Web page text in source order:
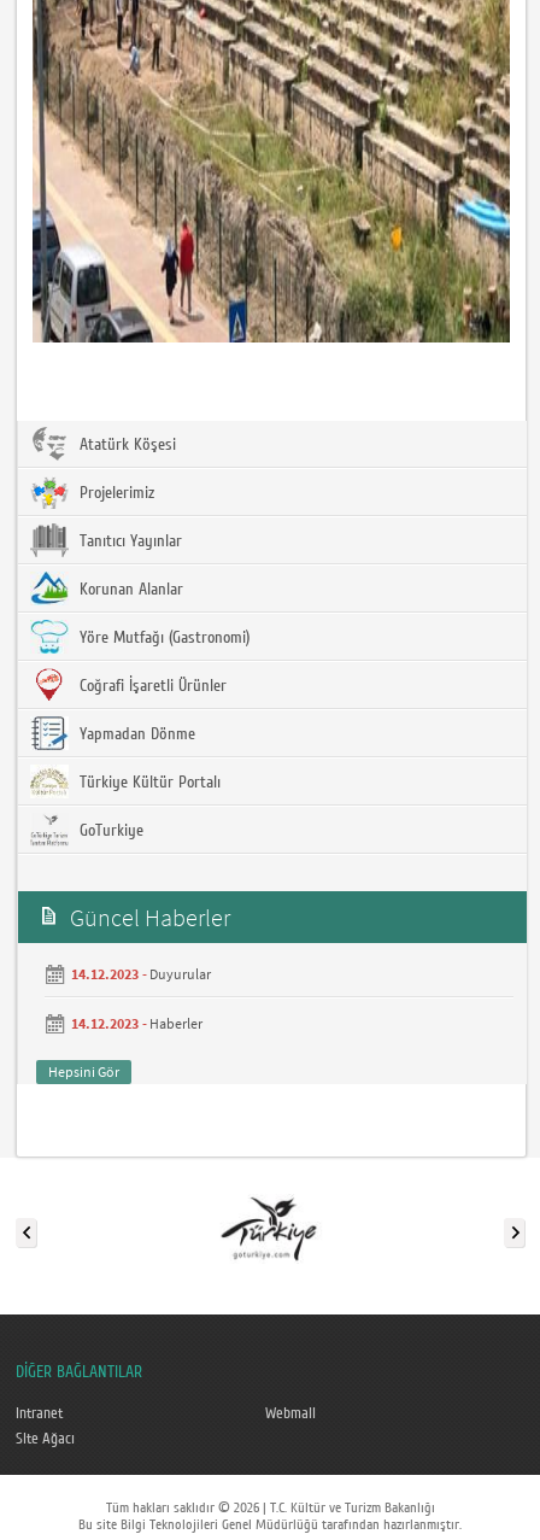
Atatürk Köşesi
Projelerimiz
Tanıtıcı Yayınlar
Korunan Alanlar
Yöre Mutfağı (Gastronomi)
Coğrafi İşaretli Ürünler
Yapmadan Dönme
Türkiye Kültür Portalı
GoTurkiye
Güncel Haberler
14.12.2023 - Duyurular
14.12.2023 - Haberler
Hepsini Gör
DİĞER BAĞLANTILAR
Intranet
Webmail
Site Ağacı
Tüm hakları saklıdır © 2026 | T.C. Kültür ve Turizm Bakanlığı
Bu site Bilgi Teknolojileri Genel Müdürlüğü tarafından hazırlanmıştır.